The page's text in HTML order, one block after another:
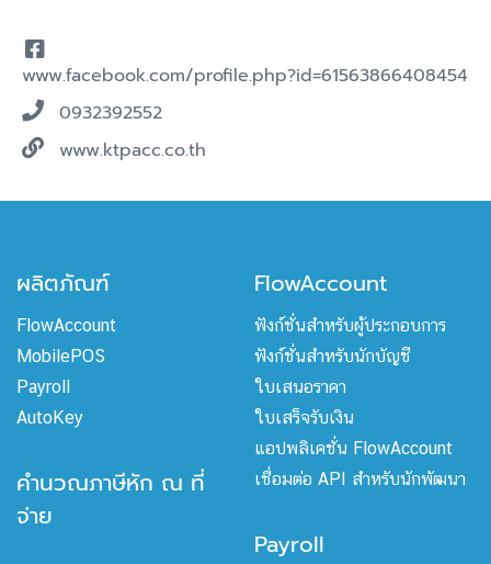
www.facebook.com/profile.php?id=61563866408454
0932392552
www.ktpacc.co.th
ผลิตภัณฑ์
FlowAccount
MobilePOS
Payroll
AutoKey
คำนวณภาษีหัก ณ ที่
จ่าย
FlowAccount
ฟังก์ชั่นสำหรับผู้ประกอบการ
ฟังก์ชั่นสำหรับนักบัญชี
ใบเสนอราคา
ใบเสร็จรับเงิน
แอปพลิเคชั่น FlowAccount
เชื่อมต่อ API สำหรับนักพัฒนา
Payroll